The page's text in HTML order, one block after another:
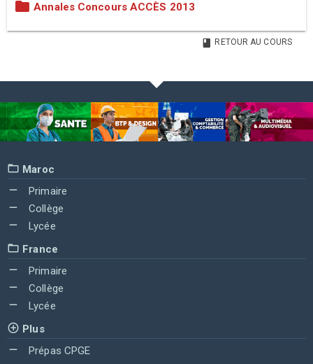
Annales Concours ACCÈS 2013
RETOUR AU COURS
Maroc
Primaire
Collège
Lycée
France
Primaire
Collège
Lycée
Plus
Prépas CPGE